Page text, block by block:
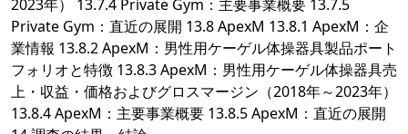
2023年） 13.7.4 Private Gym：主要事業概要 13.7.5
Private Gym：直近の展開 13.8 ApexM 13.8.1 ApexM：企
業情報 13.8.2 ApexM：男性用ケーゲル体操器具製品ポート
フォリオと特徴 13.8.3 ApexM：男性用ケーゲル体操器具売
上・収益・価格およびグロスマージン（2018年～2023年）
13.8.4 ApexM：主要事業概要 13.8.5 ApexM：直近の展開